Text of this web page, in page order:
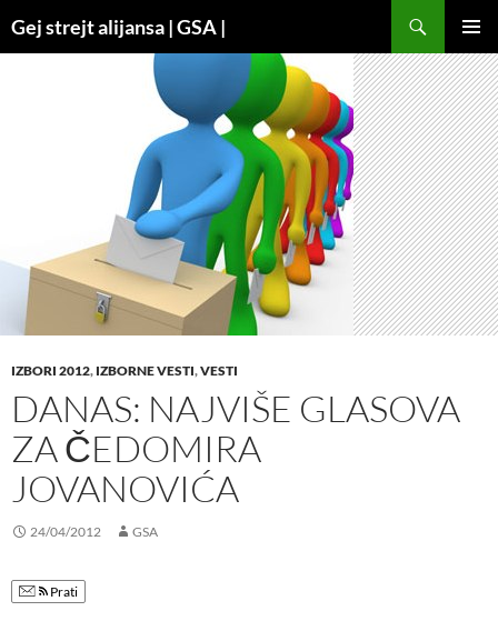
Gej strejt alijansa | GSA |
MENU
IZBORI 2012, IZBORNE VESTI,VESTI
DANAS: NAJVIŠE GLASOVA
ZA ČEDOMIRA
JOVANOVIĆA
24/04/2012 GSA
Prati